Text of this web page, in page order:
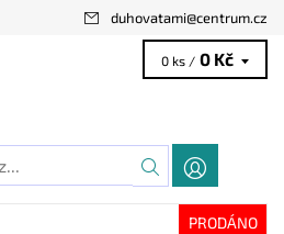
duhovatami@centrum.cz
0 ks / 0 Kč
PRODÁNO